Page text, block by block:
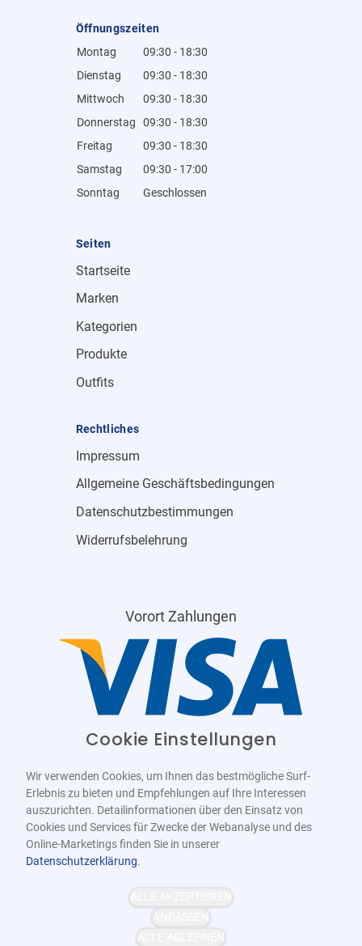
Öffnungszeiten
Montag
09:30 - 18:30
Dienstag
09:30 - 18:30
Mittwoch
09:30 - 18:30
Donnerstag
09:30 - 18:30
Freitag
09:30 - 18:30
Samstag
09:30 - 17:00
Sonntag
Geschlossen
Seiten
Startseite
Marken
Kategorien
Produkte
Outfits
Rechtliches
Impressum
Allgemeine Geschäftsbedingungen
Datenschutzbestimmungen
Widerrufsbelehrung
Vorort Zahlungen
WCAG-2.1-AA
Cookie Einstellungen
Wir verwenden Cookies, um Ihnen das bestmögliche Surf-
Erlebnis zu bieten und Empfehlungen auf Ihre Interessen
auszurichten. Detailinformationen über den Einsatz von
Cookies und Services für Zwecke der Webanalyse und des
Online-Marketings finden Sie in unserer
Datenschutzerklärung.
ALLE AKZEPTIEREN
ANPASSEN
ALLE ABLEHNEN